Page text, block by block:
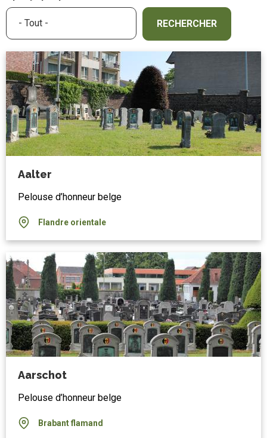
Aalter
Pelouse d’honneur belge
Flandre orientale
Aarschot
Pelouse d’honneur belge
Brabant flamand